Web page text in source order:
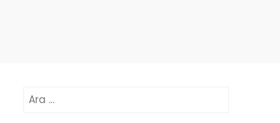
Arama: